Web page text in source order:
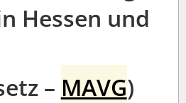
Hessen und
– MAVG)